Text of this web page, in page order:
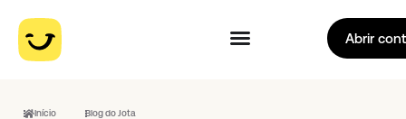
Abrir
Início Blog do Jota